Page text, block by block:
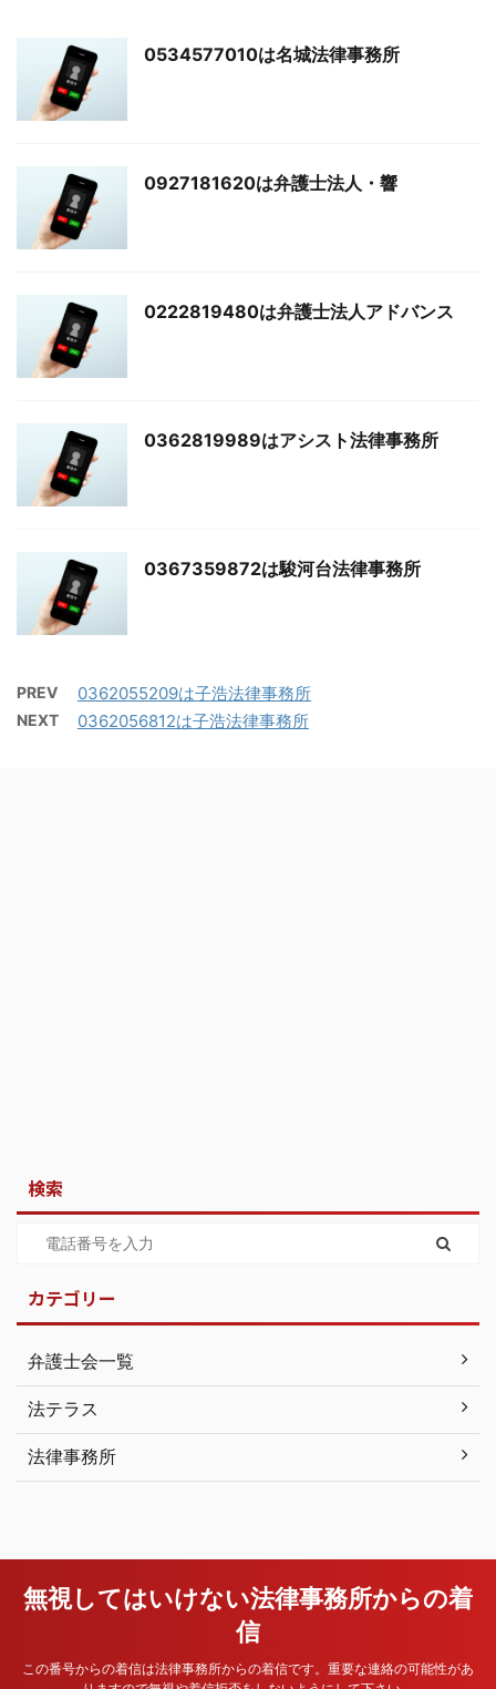
0534577010は名城法律事務所
0927181620は弁護士法人・響
0222819480は弁護士法人アドバンス
0362819989はアシスト法律事務所
0367359872は駿河台法律事務所
PREV 0362055209は子浩法律事務所
NEXT 0362056812は子浩法律事務所
検索
カテゴリー
弁護士会一覧
法テラス
法律事務所
無視してはいけない法律事務所からの着
信
この番号からの着信は法律事務所からの着信です。重要な連絡の可能性があ